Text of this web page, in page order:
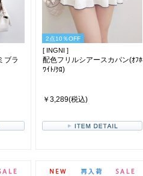
ブラ
2点10％OFF
[ INGNI ]
配色フリルシアースカパン(ｵﾌﾎ
ﾜｲﾄ/ｸﾛ)
￥3,289(税込)